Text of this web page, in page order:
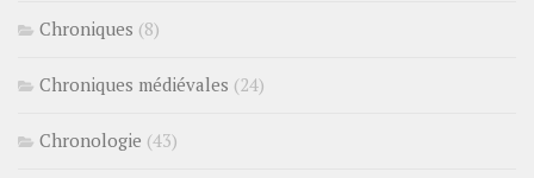
Chroniques (8)
Chroniques médiévales (24)
Chronologie (43)